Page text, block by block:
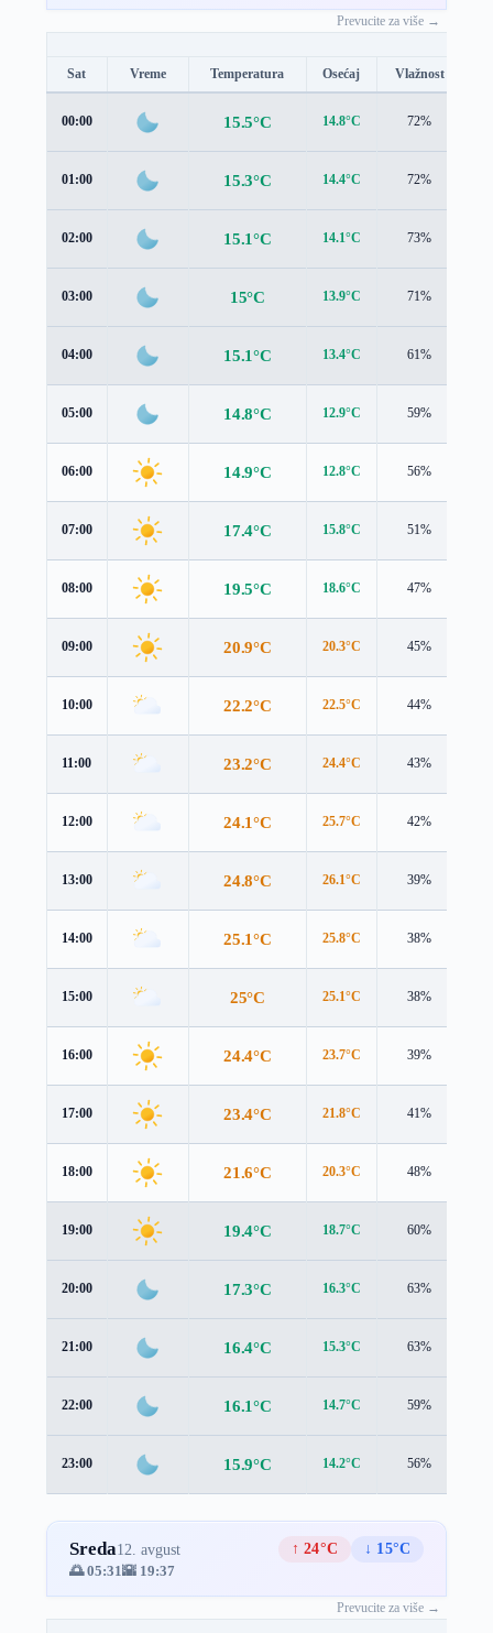
Prevucite za više →
Sat Vreme Temperatura Osećaj Vlažnost
00:00 15.5°C 14.8°C 72%
01:00 15.3°C 14.4°C 72%
02:00 15.1°C 14.1°C 73%
03:00 15°C 13.9°C 71%
04:00 15.1°C 13.4°C 61%
05:00 14.8°C 12.9°C 59%
06:00 14.9°C 12.8°C 56%
07:00 17.4°C 15.8°C 51%
08:00 19.5°C 18.6°C 47%
09:00 20.9°C 20.3°C 45%
10:00 22.2°C 22.5°C 44%
11:00 23.2°C 24.4°C 43%
12:00 24.1°C 25.7°C 42%
13:00 24.8°C 26.1°C 39%
14:00 25.1°C 25.8°C 38%
15:00 25°C 25.1°C 38%
16:00 24.4°C 23.7°C 39%
17:00 23.4°C 21.8°C 41%
18:00 21.6°C 20.3°C 48%
19:00 19.4°C 18.7°C 60%
20:00 17.3°C 16.3°C 63%
21:00 16.4°C 15.3°C 63%
22:00 16.1°C 14.7°C 59%
23:00 15.9°C 14.2°C 56%
Sreda12. avgust ↑ 24°C
↓ 15°C
🌅 05:31🌇 19:37
Prevucite za više →